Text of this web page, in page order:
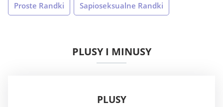
Proste Randki Sapioseksualne Randki
PLUSY I MINUSY
PLUSY